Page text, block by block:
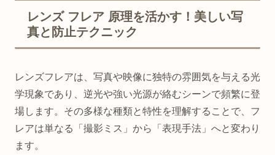
レンズ フレア 原理を活かす！美しい写
真と防止テクニック
レンズフレアは、写真や映像に独特の雰囲気を与える光
学現象であり、逆光や強い光源が絡むシーンで頻繁に登
場します。その多様な種類と特性を理解することで、フ
レアは単なる「撮影ミス」から「表現手法」へと変わり
ます。